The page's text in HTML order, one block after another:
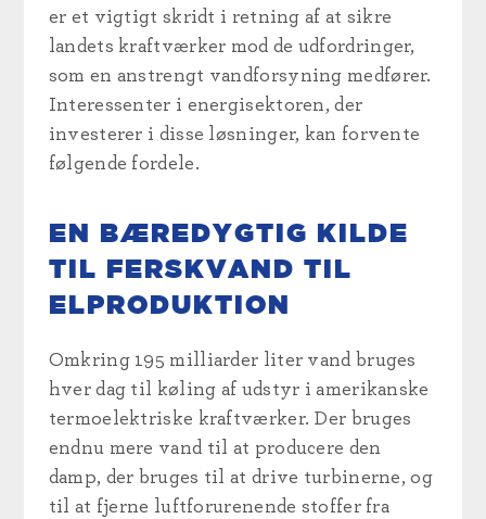
er et vigtigt skridt i retning af at sikre
landets kraftværker mod de udfordringer,
som en anstrengt vandforsyning medfører.
Interessenter i energisektoren, der
investerer i disse løsninger, kan forvente
følgende fordele.
EN BÆREDYGTIG KILDE
TIL FERSKVAND TIL
ELPRODUKTION
Omkring 195 milliarder liter vand bruges
hver dag til køling af udstyr i amerikanske
termoelektriske kraftværker. Der bruges
endnu mere vand til at producere den
damp, der bruges til at drive turbinerne, og
til at fjerne luftforurenende stoffer fra